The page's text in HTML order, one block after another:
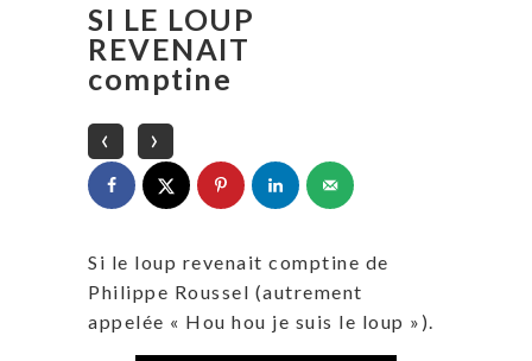
SI LE LOUP
REVENAIT
comptine
‹
›
Si le loup revenait comptine de
Philippe Roussel (autrement
appelée « Hou hou je suis le loup »).